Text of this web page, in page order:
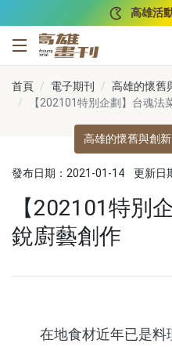
高雄活
高雄畫刊
首頁 電子期刊
高雄的懷舊
【202101特別企劃】台魂法
高雄的懷舊與創新
發布日期：2021-01-14 更新日
【202101特別
銳廚藝創作
在地食材近年已是料